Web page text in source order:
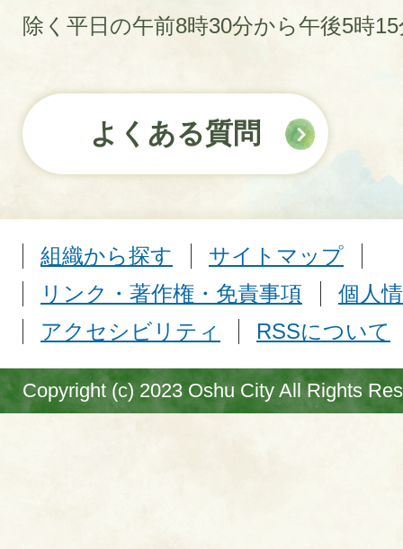
除く平日の午前8時30分から午後5時
よくある質問
組織から探す
サイトマップ
リンク・著作権・免責事項
個人
アクセシビリティ
RSSについて
Copyright (c) 2023 Oshu City All Rights